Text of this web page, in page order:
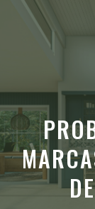
Saltar
contenido